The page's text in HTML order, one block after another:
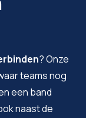
? Onze
teams nog
een band
naast de